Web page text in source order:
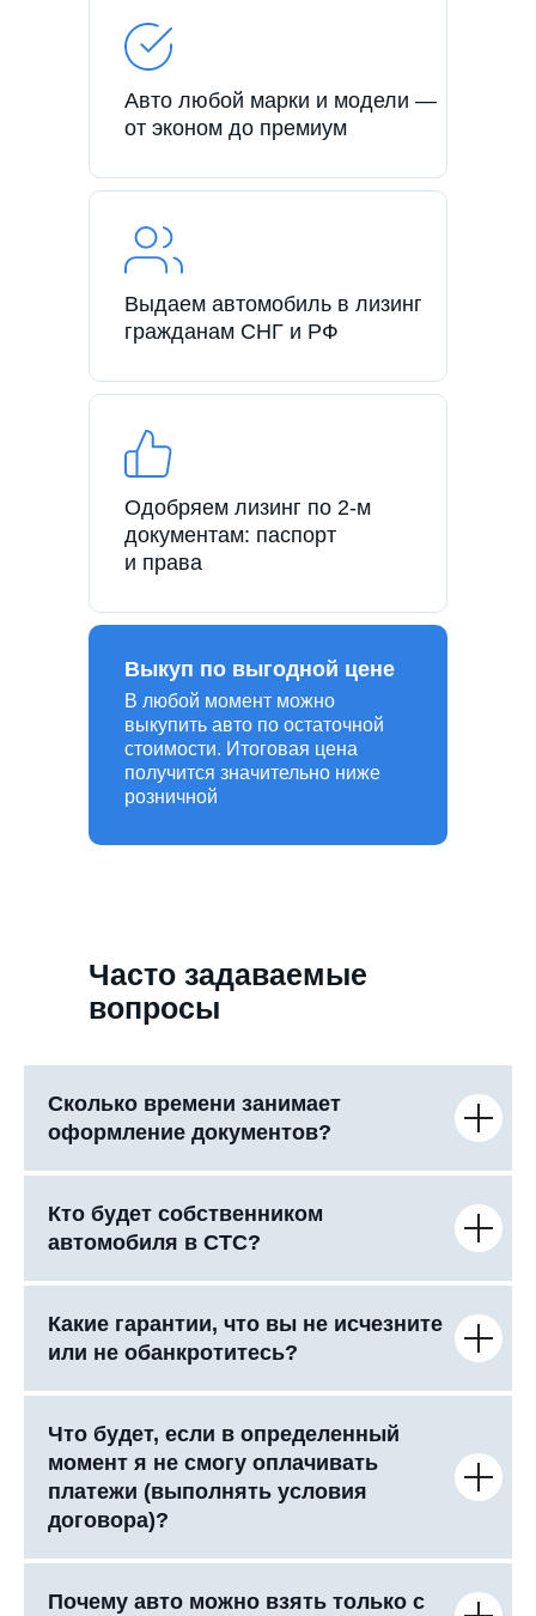
Авто любой марки и модели —
от эконом до премиум
Выдаем автомобиль в лизинг
гражданам СНГ и РФ
Одобряем лизинг по 2-м
документам: паспорт
и права
В любой момент можно
выкупить авто по остаточной
стоимости. Итоговая цена
получится значительно ниже
розничной
Выкуп по выгодной цене
Часто задаваемые
вопросы
Сколько времени занимает
оформление документов?
Кто будет собственником
автомобиля в СТС?
Какие гарантии, что вы не исчезните
или не обанкротитесь?
Что будет, если в определенный
момент я не смогу оплачивать
платежи (выполнять условия
договора)?
Почему авто можно взять только с